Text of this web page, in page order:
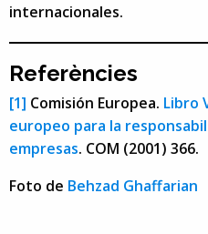
internacionales.
Referències
[1] Comisión Europea. Libro
europeo para la
empresas. COM (2001) 366.
Foto de Behzad Ghaffarian